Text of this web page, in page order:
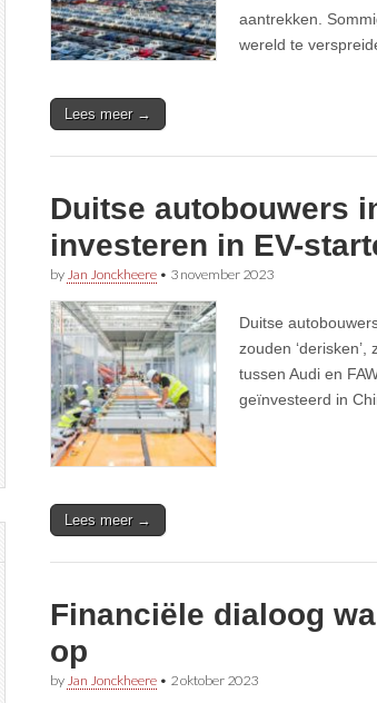
aantrekken.
wereld te
Lees meer →
Duitse autobouwers
investeren in EV-
by Jan Jonckheere • 3 november 2023
Duitse
zouden
tussen Audi en
geïnvesteerd in
Lees meer →
Financiële dialoog
op
by Jan Jonckheere • 2 oktober 2023